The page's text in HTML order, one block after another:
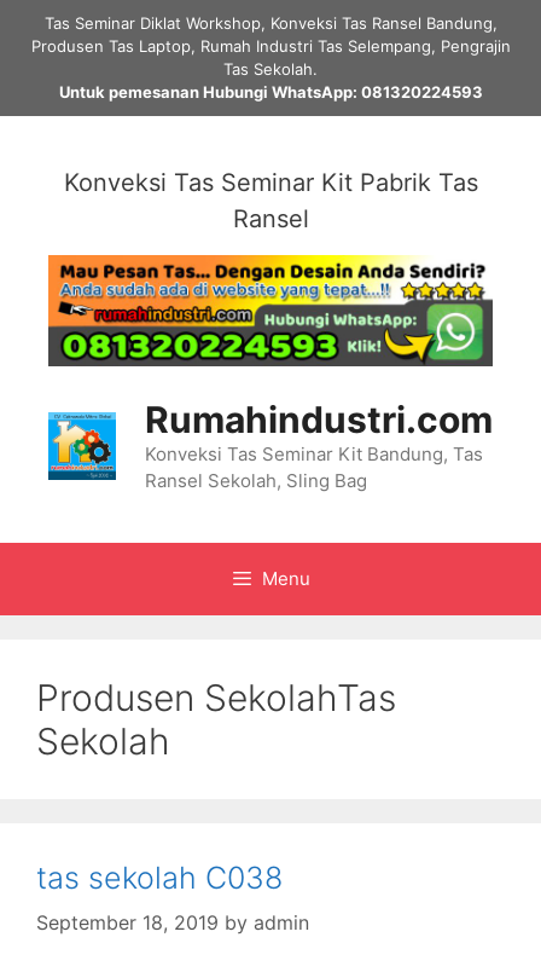
Tas Seminar Diklat Workshop, Konveksi Tas Ransel Bandung,
Produsen Tas Laptop, Rumah Industri Tas Selempang, Pengrajin
Tas Sekolah.
Untuk pemesanan Hubungi WhatsApp: 081320224593
Konveksi Tas Seminar Kit Pabrik Tas
Ransel
Rumahindustri.com
Konveksi Tas Seminar Kit Bandung, Tas
Ransel Sekolah, Sling Bag
Menu
Produsen SekolahTas
Sekolah
tas sekolah C038
September 18, 2019 by admin